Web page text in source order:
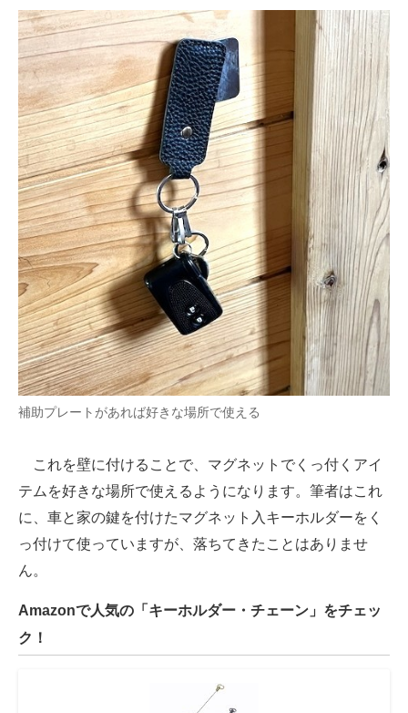
補助プレートがあれば好きな場所で使える
これを壁に付けることで、マグネットでくっ付くアイ
テムを好きな場所で使えるようになります。筆者はこれ
に、車と家の鍵を付けたマグネット入キーホルダーをく
っ付けて使っていますが、落ちてきたことはありませ
ん。
Amazonで人気の「キーホルダー・チェーン」をチェッ
ク！